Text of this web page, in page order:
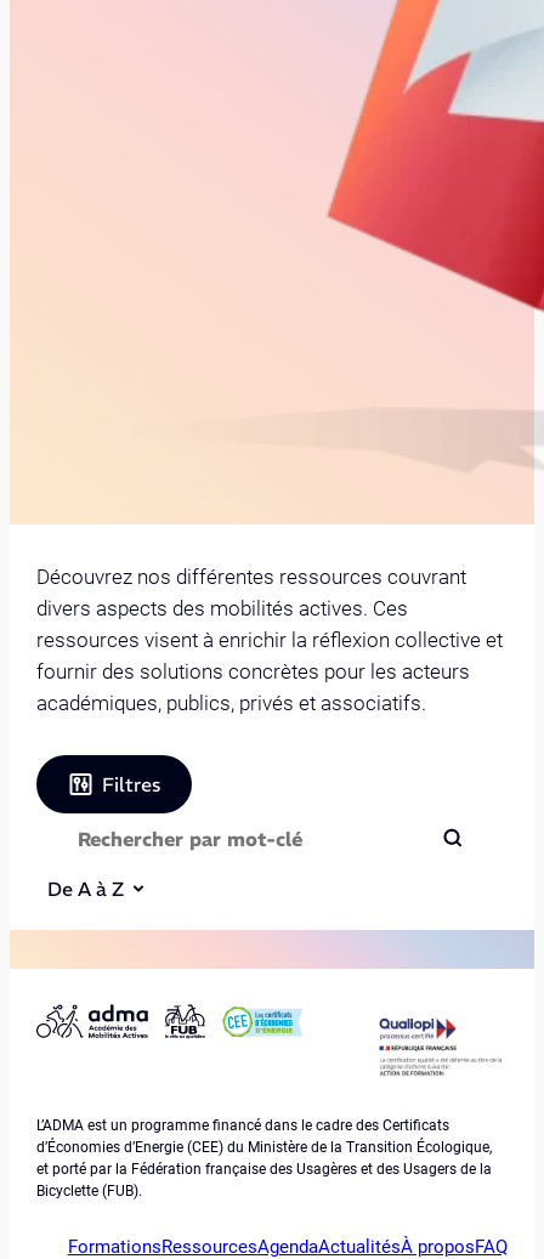
Découvrez nos différentes ressources couvrant
divers aspects des mobilités actives. Ces
ressources visent à enrichir la réflexion collective et
fournir des solutions concrètes pour les acteurs
académiques, publics, privés et associatifs.
Filtres
De A à Z
L’ADMA est un programme financé dans le cadre des Certificats
d’Économies d’Energie (CEE) du Ministère de la Transition Écologique,
et porté par la Fédération française des Usagères et des Usagers de la
Bicyclette (FUB).
FormationsRessourcesAgendaActualitésÀ proposFAQ